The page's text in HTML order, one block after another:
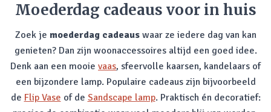
Moederdag cadeaus voor in huis
Zoek je moederdag cadeauswaar ze iedere dag van kan
genieten? Dan zijn woonaccessoires altijd een goed idee.
Denk aan een mooie vaas, sfeervolle kaarsen, kandelaars of
een bijzondere lamp. Populaire cadeaus zijn bijvoorbeeld
de Flip Vase of de Sandscape lamp. Praktisch én decoratief: